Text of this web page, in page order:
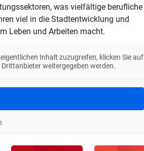
was vielfältige berufliche
viel in die Stadtentwicklung und
Leben und Arbeiten macht.
Inhalt zuzugreifen, klicken Sie auf
weitergegeben werden.